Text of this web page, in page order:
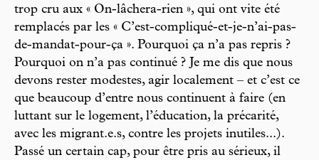
trop cru aux « On-lâchera-rien », qui ont vite été
remplacés par les « C’est-compliqué-et-je-n’ai-pas-
de-mandat-pour-ça ». Pourquoi ça n’a pas repris ?
Pourquoi on n’a pas continué ? Je me dis que nous
devons rester modestes, agir localement – et c’est ce
que beaucoup d’entre nous continuent à faire (en
luttant sur le logement, l’éducation, la précarité,
avec les migrant.e.s, contre les projets inutiles...).
Passé un certain cap, pour être pris au sérieux, il